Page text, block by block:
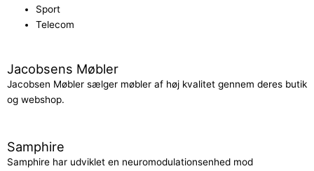
Sport
Telecom
Jacobsens Møbler
Jacobsen Møbler sælger møbler af høj kvalitet gennem deres butik
og webshop.
Samphire
Samphire har udviklet en neuromodulationsenhed mod